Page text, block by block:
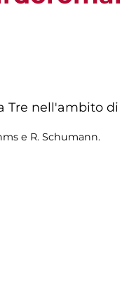
nell'ambito di
e R. Schumann.